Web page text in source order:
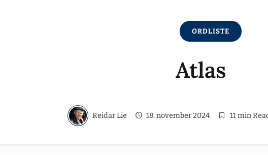
ORDLISTE
Atlas
Reidar Lie 18. november 2024 11 min